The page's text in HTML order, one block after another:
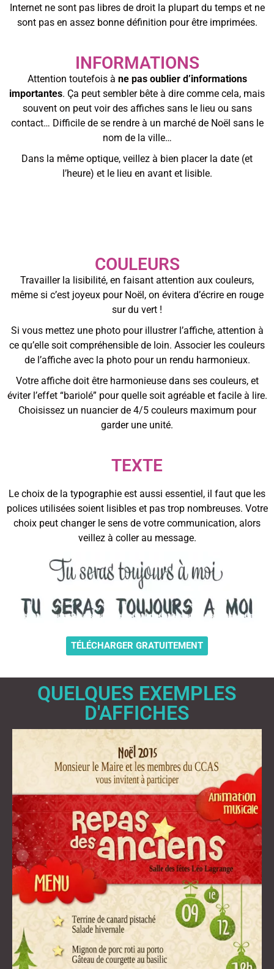
Internet ne sont pas libres de droit la plupart du temps et ne
sont pas en assez bonne définition pour être imprimées.
INFORMATIONS
Attention toutefois à ne pas oublier d’informations
importantes. Ça peut sembler bête à dire comme cela, mais
souvent on peut voir des affiches sans le lieu ou sans
contact… Difficile de se rendre à un marché de Noël sans le
nom de la ville…
Dans la même optique, veillez à bien placer la date (et
l’heure) et le lieu en avant et lisible.
COULEURS
Travailler la lisibilité, en faisant attention aux couleurs,
même si c’est joyeux pour Noël, on évitera d’écrire en rouge
sur du vert !
Si vous mettez une photo pour illustrer l’affiche, attention à
ce qu’elle soit compréhensible de loin. Associer les couleurs
de l’affiche avec la photo pour un rendu harmonieux.
Votre affiche doit être harmonieuse dans ses couleurs, et
éviter l’effet “bariolé” pour quelle soit agréable et facile à lire.
Choisissez un nuancier de 4/5 couleurs maximum pour
garder une unité.
TEXTE
Le choix de la typographie est aussi essentiel, il faut que les
polices utilisées soient lisibles et pas trop nombreuses. Votre
choix peut changer le sens de votre communication, alors
veillez à coller au message.
TÉLÉCHARGER GRATUITEMENT
QUELQUES EXEMPLES
D'AFFICHES